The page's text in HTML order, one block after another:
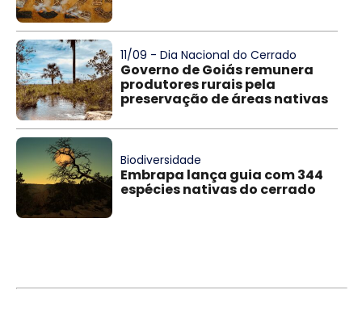
11/09 - Dia Nacional do Cerrado
Governo de Goiás remunera
produtores rurais pela
preservação de áreas nativas
Biodiversidade
Embrapa lança guia com 344
espécies nativas do cerrado